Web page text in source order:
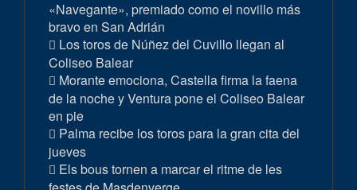
«Navegante», premiado como el novillo más
bravo en San Adrián
Los toros de Núñez del Cuvillo llegan al
Coliseo Balear
Morante emociona, Castella firma la faena
de la noche y Ventura pone el Coliseo Balear
en pie
Palma recibe los toros para la gran cita del
jueves
Els bous tornen a marcar el ritme de les